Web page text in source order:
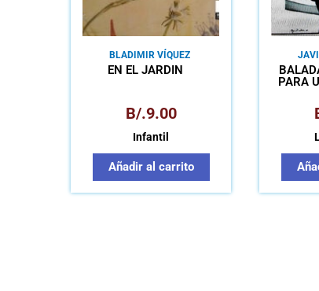
BLADIMIR VÍQUEZ
EN EL JARDÍN
B/.9.00
Infantil
Añadir al carrito
PARA